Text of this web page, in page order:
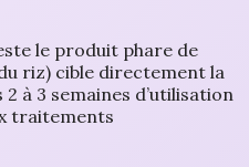
le produit phare de
riz) cible directement la
à 3 semaines d’utilisation
traitements